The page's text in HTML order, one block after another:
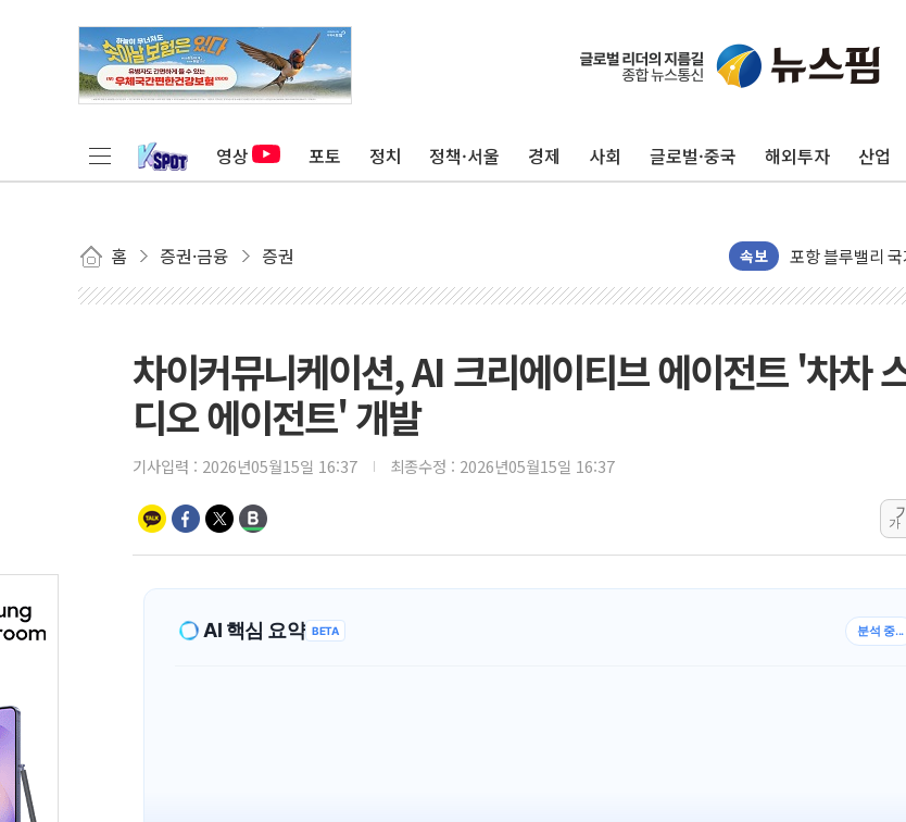
영상 포토 정치 정책·서울 경제 사회 글로벌·중국 해외투자 산업
홈 증권·금융 증권 속보
상주 낙동강 선착
[종합] 김민석,
인천서 말다툼
김민석, 강원·
[속보] 민주, 강
[속보] 민주, 경
[속보] 민주, 대
[속보] 민주, 강
정재헌 CEO,
최태원, 노소영
하나금융, 명동
인천시 광복절
병무청, 보충역
홈플러스發 대
윤준병·이해민
'호우·산사태
차이커뮤니케이션, AI 크리에이티브 에이전트 '차차
디오 에이전트' 개발
기사입력 : 2026년05월15일 16:37 최종수정 : 2026년05월15일 16:37
가
AI 핵심 요약 BETA 분석 중...